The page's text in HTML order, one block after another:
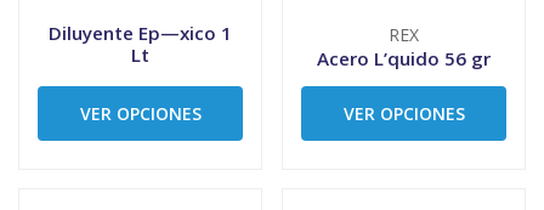
Diluyente Ep—xico 1
Lt
VER OPCIONES
REX
Acero L’quido 56 gr
VER OPCIONES